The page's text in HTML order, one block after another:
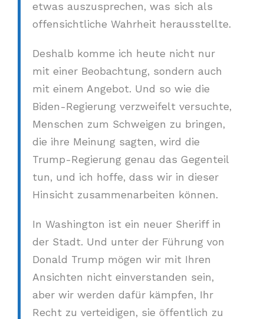
etwas auszusprechen, was sich als
offensichtliche Wahrheit herausstellte.
Deshalb komme ich heute nicht nur
mit einer Beobachtung, sondern auch
mit einem Angebot. Und so wie die
Biden-Regierung verzweifelt versuchte,
Menschen zum Schweigen zu bringen,
die ihre Meinung sagten, wird die
Trump-Regierung genau das Gegenteil
tun, und ich hoffe, dass wir in dieser
Hinsicht zusammenarbeiten können.
In Washington ist ein neuer Sheriff in
der Stadt. Und unter der Führung von
Donald Trump mögen wir mit Ihren
Ansichten nicht einverstanden sein,
aber wir werden dafür kämpfen, Ihr
Recht zu verteidigen, sie öffentlich zu